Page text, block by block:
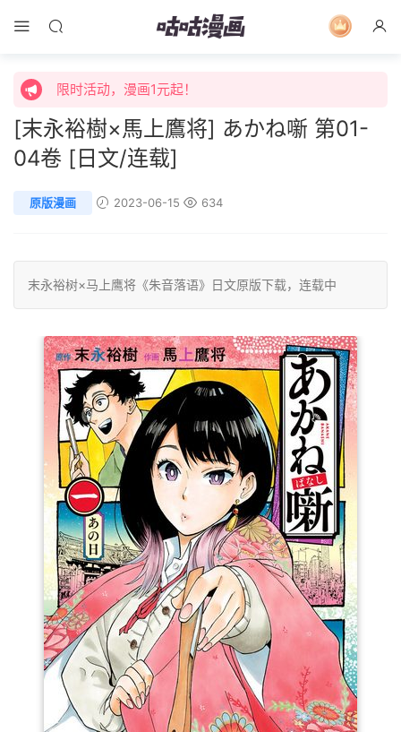
限时活动，漫画1元起！
限时活动，漫画1元起！
限时特价购买终身会员享受全站免费体验！
[末永裕樹×馬上鷹将] あかね噺 第01-
04卷 [日文/连载]
原版漫画 2023-06-15 634
末永裕树×马上鹰将《朱音落语》 日文原版下载， 连载中